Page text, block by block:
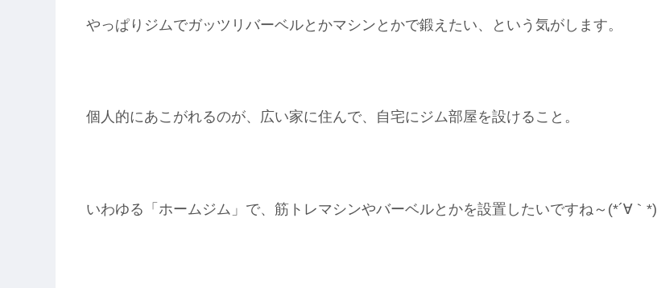
やっぱりジムでガッツリバーベルとかマシンとかで鍛えたい、という気がします。
個人的にあこがれるのが、広い家に住んで、自宅にジム部屋を設けること。
いわゆる「ホームジム」で、筋トレマシンやバーベルとかを設置したいですね～(*´∀｀*)